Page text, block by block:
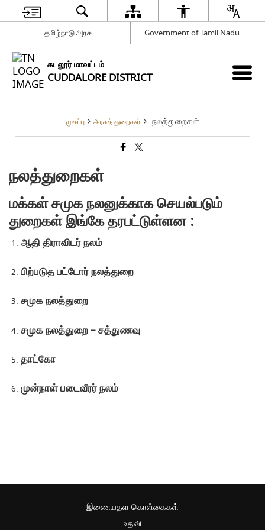
தமிழ்நாடு அரசு Government of Tamil Nadu
கடலூர் மாவட்டம்
CUDDALORE DISTRICT
முகப்பு அரசுத் துறைகள் நலத்துறைகள்
நலத்துறைகள்
மக்கள் சமுக நலனுக்காக செயல்படும்
துறைகள் இங்கே தரபட்டுள்ளன :
ஆதி திராவிடர் நலம்
பிற்படுத பட்டோர் நலத்துறை
சமுக நலத்துறை
சமுக நலத்துறை – சத்துணவு
தாட்கோ
முன்நாள் படைவீரர் நலம்
இணையதள கொள்கைகள்
உதவி